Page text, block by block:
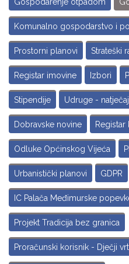
Komunalno gospodarstvo i
Prostorni planovi Strateški
Registar imovine Izbori
Stipendije Udruge -
Dobravske novine
Odluke Općinskog Vijeća
Urbanistički planovi GDPR
IC Palača Međimurske
Projekt Tradicija bez granica
Proračunski korisnik - Dječji